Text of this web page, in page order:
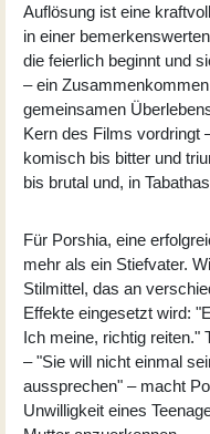
Auflösung ist eine
in einer
die feierlich beginnt und
– ein
gemeinsamen
Kern des Films vordringt
komisch bis bitter und
bis brutal und, in
Für Porshia, eine
mehr als ein Stiefvater.
Stilmittel, das an
Effekte eingesetzt wird:
Ich meine, richtig reiten."
– "Sie will nicht einmal
aussprechen" – macht
Unwilligkeit eines